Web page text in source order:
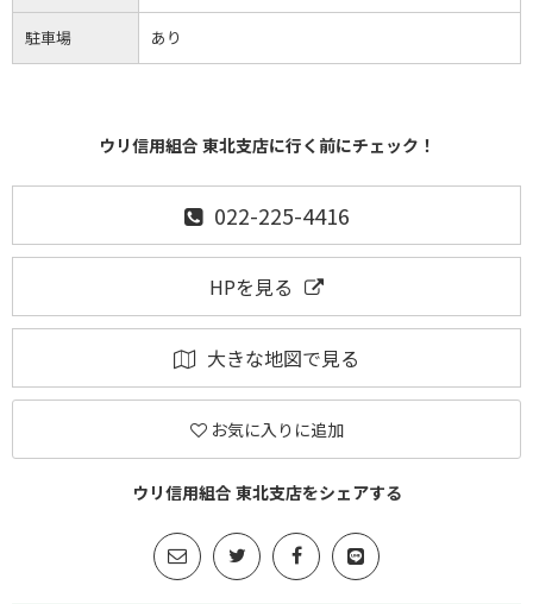
駐車場 あり
ウリ信用組合 東北支店に行く前にチェック！
022-225-4416
HPを見る
大きな地図で見る
お気に入りに追加
ウリ信用組合 東北支店をシェアする